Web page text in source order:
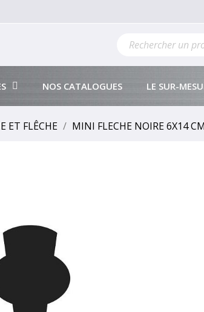
NOS CATALOGUES LE SUR-
ET FLÊCHE MINI FLECHE NOIRE 6X14